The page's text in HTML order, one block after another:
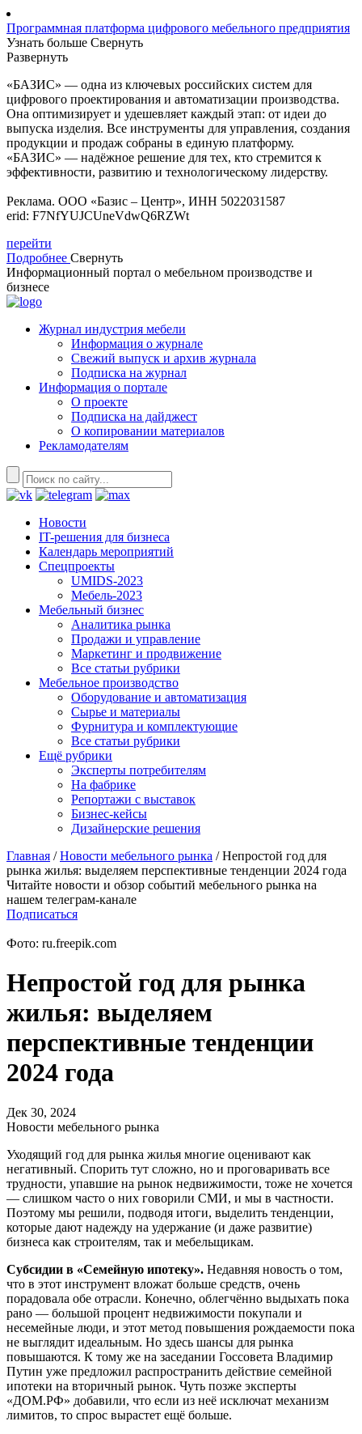
Программная платформа цифрового мебельного предприятия
Узнать больше Свернуть
Развернуть
«БАЗИС» — одна из ключевых российских систем для
цифрового проектирования и автоматизации производства.
Она оптимизирует и удешевляет каждый этап: от идеи до
выпуска изделия. Все инструменты для управления, создания
продукции и продаж собраны в единую платформу.
«БАЗИС» — надёжное решение для тех, кто стремится к
эффективности, развитию и технологическому лидерству.
Реклама. ООО «Базис – Центр», ИНН 5022031587
erid: F7NfYUJCUneVdwQ6RZWt
перейти
Подробнее Свернуть
Информационный портал о мебельном производстве и
бизнесе
Журнал индустрия мебели
Информация о журнале
Свежий выпуск и архив журнала
Подписка на журнал
Информация о портале
О проекте
Подписка на дайджест
О копировании материалов
Рекламодателям
Новости
IT-решения для бизнеса
Календарь мероприятий
Спецпроекты
UMIDS-2023
Мебель-2023
Мебельный бизнес
Аналитика рынка
Продажи и управление
Маркетинг и продвижение
Все статьи рубрики
Мебельное производство
Оборудование и автоматизация
Сырье и материалы
Фурнитура и комплектующие
Все статьи рубрики
Ещё рубрики
Эксперты потребителям
На фабрике
Репортажи с выставок
Бизнес-кейсы
Дизайнерские решения
Главная /Новости мебельного рынка /Непростой год для
рынка жилья: выделяем перспективные тенденции 2024 года
Читайте новости и обзор событий мебельного рынка на
нашем телеграм-канале
Подписаться
Фото: ru.freepik.com
Непростой год для рынка
жилья: выделяем
перспективные тенденции
2024 года
Дек 30, 2024
Новости мебельного рынка
Уходящий год для рынка жилья многие оценивают как
негативный. Спорить тут сложно, но и проговаривать все
трудности, упавшие на рынок недвижимости, тоже не хочется
— слишком часто о них говорили СМИ, и мы в частности.
Поэтому мы решили, подводя итоги, выделить тенденции,
которые дают надежду на удержание (и даже развитие)
бизнеса как строителям, так и мебельщикам.
Субсидии в «Семейную ипотеку». Недавняя новость о том,
что в этот инструмент вложат больше средств, очень
порадовала обе отрасли. Конечно, облегчённо выдыхать пока
рано — большой процент недвижимости покупали и
несемейные люди, и этот метод повышения рождаемости пока
не выглядит идеальным. Но здесь шансы для рынка
повышаются. К тому же на заседании Госсовета Владимир
Путин уже предложил распространить действие семейной
ипотеки на вторичный рынок. Чуть позже эксперты
«ДОМ.РФ» добавили, что если из неё исключат механизм
лимитов, то спрос вырастет ещё больше.